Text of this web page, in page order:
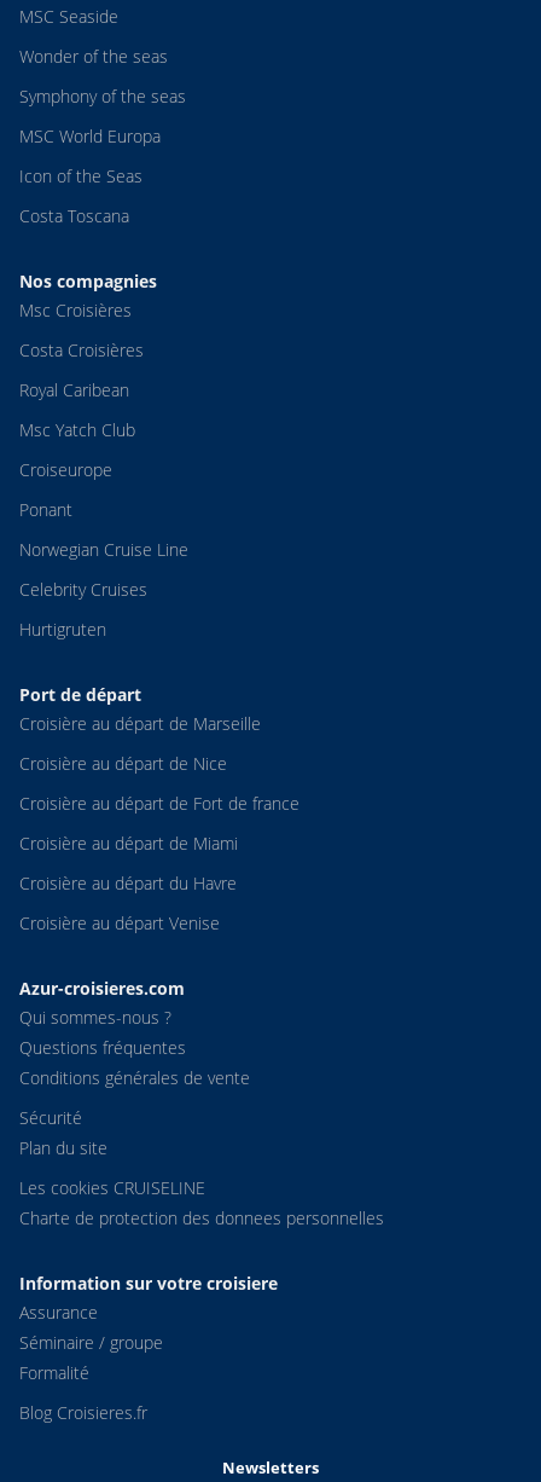
MSC Seaside
Wonder of the seas
Symphony of the seas
MSC World Europa
Icon of the Seas
Costa Toscana
Nos compagnies
Msc Croisières
Costa Croisières
Royal Caribean
Msc Yatch Club
Croiseurope
Ponant
Norwegian Cruise Line
Celebrity Cruises
Hurtigruten
Port de départ
Croisière au départ de Marseille
Croisière au départ de Nice
Croisière au départ de Fort de france
Croisière au départ de Miami
Croisière au départ du Havre
Croisière au départ Venise
Azur-croisieres.com
Qui sommes-nous ?
Questions fréquentes
Conditions générales de vente
Sécurité
Plan du site
Les cookies CRUISELINE
Charte de protection des donnees personnelles
Information sur votre croisiere
Assurance
Séminaire / groupe
Formalité
Blog Croisieres.fr
Newsletters